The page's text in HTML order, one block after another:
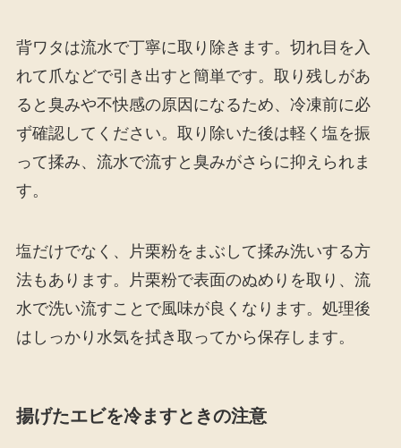
背ワタは流水で丁寧に取り除きます。切れ目を入
れて爪などで引き出すと簡単です。取り残しがあ
ると臭みや不快感の原因になるため、冷凍前に必
ず確認してください。取り除いた後は軽く塩を振
って揉み、流水で流すと臭みがさらに抑えられま
す。
塩だけでなく、片栗粉をまぶして揉み洗いする方
法もあります。片栗粉で表面のぬめりを取り、流
水で洗い流すことで風味が良くなります。処理後
はしっかり水気を拭き取ってから保存します。
揚げたエビを冷ますときの注意